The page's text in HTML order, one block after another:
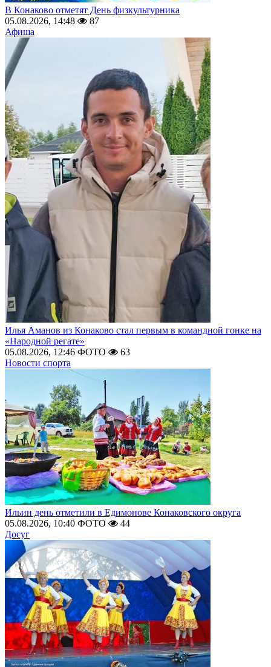
В Конаково отметят День физкультурника
05.08.2026, 14:48
87
Афиша
Илья Аманов из Конаково стал первым в командной гонке на
«Народной регате»
05.08.2026, 12:46 ФОТО
63
Новости спорта
Ильин день отметили в Едимонове Конаковского округа
05.08.2026, 10:40 ФОТО
44
Досуг